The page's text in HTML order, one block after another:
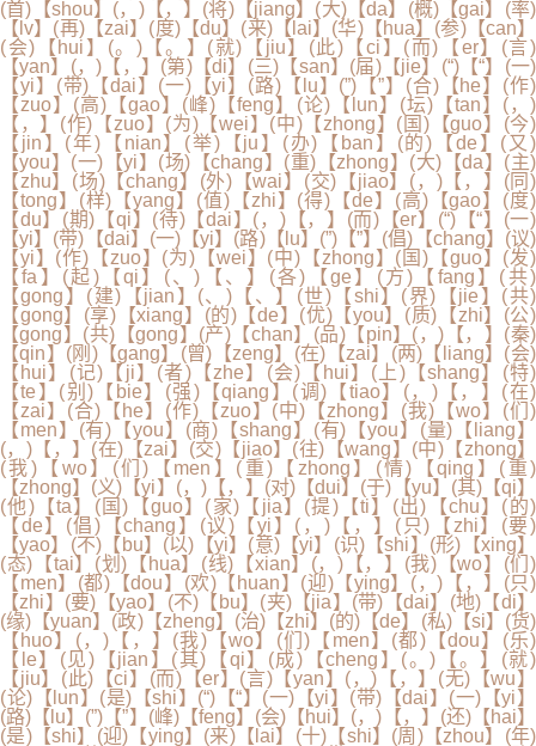
(首)【shou】(，)【，】(将)【jiang】(大)【da】(概)【gai】(率)
【lv】(再)【zai】(度)【du】(来)【lai】(华)【hua】(参)【can】
(会)【hui】(。)【。】(就)【jiu】(此)【ci】(而)【er】(言)
【yan】(，)【，】(第)【di】(三)【san】(届)【jie】(“)【“】(一)
【yi】(带)【dai】(一)【yi】(路)【lu】(”)【”】(合)【he】(作)
【zuo】(高)【gao】(峰)【feng】(论)【lun】(坛)【tan】(，)
【，】(作)【zuo】(为)【wei】(中)【zhong】(国)【guo】(今)
【jin】(年)【nian】(举)【ju】(办)【ban】(的)【de】(又)
【you】(一)【yi】(场)【chang】(重)【zhong】(大)【da】(主)
【zhu】(场)【chang】(外)【wai】(交)【jiao】(，)【，】(同)
【tong】(样)【yang】(值)【zhi】(得)【de】(高)【gao】(度)
【du】(期)【qi】(待)【dai】(，)【，】(而)【er】(“)【“】(一)
【yi】(带)【dai】(一)【yi】(路)【lu】(”)【”】(倡)【chang】(议)
【yi】(作)【zuo】(为)【wei】(中)【zhong】(国)【guo】(发)
【fa】(起)【qi】(、)【、】(各)【ge】(方)【fang】(共)
【gong】(建)【jian】(、)【、】(世)【shi】(界)【jie】(共)
【gong】(享)【xiang】(的)【de】(优)【you】(质)【zhi】(公)
【gong】(共)【gong】(产)【chan】(品)【pin】(，)【，】(秦)
【qin】(刚)【gang】(曾)【zeng】(在)【zai】(两)【liang】(会)
【hui】(记)【ji】(者)【zhe】(会)【hui】(上)【shang】(特)
【te】(别)【bie】(强)【qiang】(调)【tiao】(，)【，】(在)
【zai】(合)【he】(作)【zuo】(中)【zhong】(我)【wo】(们)
【men】(有)【you】(商)【shang】(有)【you】(量)【liang】
(，)【，】(在)【zai】(交)【jiao】(往)【wang】(中)【zhong】
(我)【wo】(们)【men】(重)【zhong】(情)【qing】(重)
【zhong】(义)【yi】(，)【，】(对)【dui】(于)【yu】(其)【qi】
(他)【ta】(国)【guo】(家)【jia】(提)【ti】(出)【chu】(的)
【de】(倡)【chang】(议)【yi】(，)【，】(只)【zhi】(要)
【yao】(不)【bu】(以)【yi】(意)【yi】(识)【shi】(形)【xing】
(态)【tai】(划)【hua】(线)【xian】(，)【，】(我)【wo】(们)
【men】(都)【dou】(欢)【huan】(迎)【ying】(，)【，】(只)
【zhi】(要)【yao】(不)【bu】(夹)【jia】(带)【dai】(地)【di】
(缘)【yuan】(政)【zheng】(治)【zhi】(的)【de】(私)【si】(货)
【huo】(，)【，】(我)【wo】(们)【men】(都)【dou】(乐)
【le】(见)【jian】(其)【qi】(成)【cheng】(。)【。】(就)
【jiu】(此)【ci】(而)【er】(言)【yan】(，)【，】(无)【wu】
(论)【lun】(是)【shi】(“)【“】(一)【yi】(带)【dai】(一)【yi】
(路)【lu】(”)【”】(峰)【feng】(会)【hui】(，)【，】(还)【hai】
(是)【shi】(迎)【ying】(来)【lai】(十)【shi】(周)【zhou】(年)